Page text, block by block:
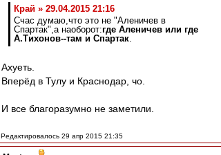
Край » 29.04.2015 21:16
Счас думаю,что это не "Аленичев в
Спартак",а наоборот:где Аленичев или где
А.Тихонов--там и Спартак.
Ахуеть.
Вперёд в Тулу и Краснодар, чо.
И все благоразумно не заметили.
Редактировалось 29 апр 2015 21:35